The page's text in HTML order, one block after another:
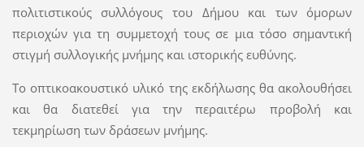
πολιτιστικούς συλλόγους του Δήμου και των όμορων
περιοχών για τη συμμετοχή τους σε μια τόσο σημαντική
στιγμή συλλογικής μνήμης και ιστορικής ευθύνης.
Το οπτικοακουστικό υλικό της εκδήλωσης θα ακολουθήσει
και θα διατεθεί για την περαιτέρω προβολή και
τεκμηρίωση των δράσεων μνήμης.